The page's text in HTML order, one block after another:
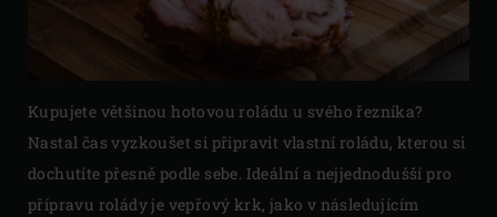
Kupujete většinou hotovou roládu u svého řezníka?
Nastal čas vyzkoušet si připravit vlastní roládu, kterou si
dochutíte přesně podle sebe. Ideální a nejjednodušší pro
přípravu rolády je vepřový krk, jako v následujícím